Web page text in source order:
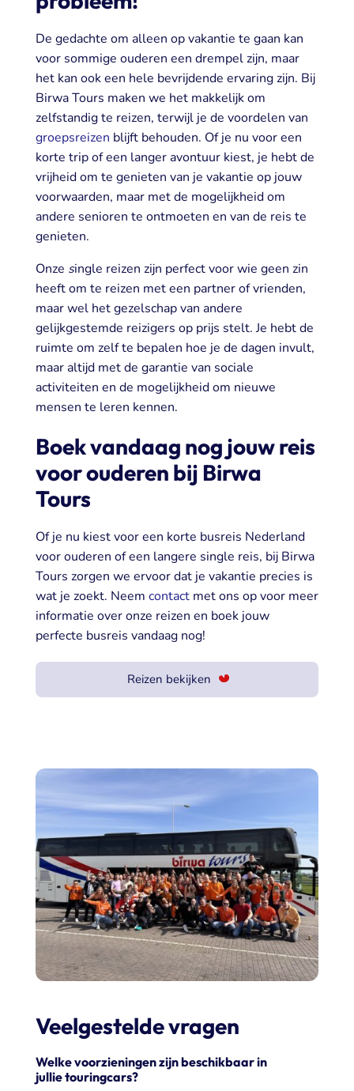
De gedachte om alleen op vakantie te gaan kan
voor sommige ouderen een drempel zijn, maar
het kan ook een hele bevrijdende ervaring zijn. Bij
Birwa Tours maken we het makkelijk om
zelfstandig te reizen, terwijl je de voordelen van
groepsreizen blijft behouden. Of je nu voor een
korte trip of een langer avontuur kiest, je hebt de
vrijheid om te genieten van je vakantie op jouw
voorwaarden, maar met de mogelijkheid om
andere senioren te ontmoeten en van de reis te
genieten.
Onze single reizen zijn perfect voor wie geen zin
heeft om te reizen met een partner of vrienden,
maar wel het gezelschap van andere
gelijkgestemde reizigers op prijs stelt. Je hebt de
ruimte om zelf te bepalen hoe je de dagen invult,
maar altijd met de garantie van sociale
activiteiten en de mogelijkheid om nieuwe
mensen te leren kennen.
Boek vandaag nog jouw reis
voor ouderen bij Birwa
Tours
Of je nu kiest voor een korte busreis Nederland
voor ouderen of een langere single reis, bij Birwa
Tours zorgen we ervoor dat je vakantie precies is
wat je zoekt. Neem contactmet ons op voor meer
informatie over onze reizen en boek jouw
perfecte busreis vandaag nog!
Reizen bekijken
Veelgestelde vragen
Welke voorzieningen zijn beschikbaar in
jullie touringcars?